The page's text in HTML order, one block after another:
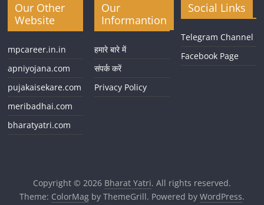
Our Other
Website
mpcareer.in.in
apniyojana.com
pujakaisekare.com
meribadhai.com
bharatyatri.com
Our
Informantion
हमारे बारे में
संपर्क करें
Privacy Policy
Social Links
Telegram Channel
Facebook Page
Copyright © 2026 Bharat Yatri. All rights reserved.
Theme: ColorMagby ThemeGrill. Powered by WordPress.